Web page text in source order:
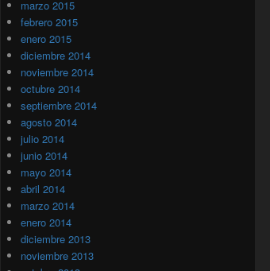
marzo 2015
febrero 2015
enero 2015
diciembre 2014
noviembre 2014
octubre 2014
septiembre 2014
agosto 2014
julio 2014
junio 2014
mayo 2014
abril 2014
marzo 2014
enero 2014
diciembre 2013
noviembre 2013